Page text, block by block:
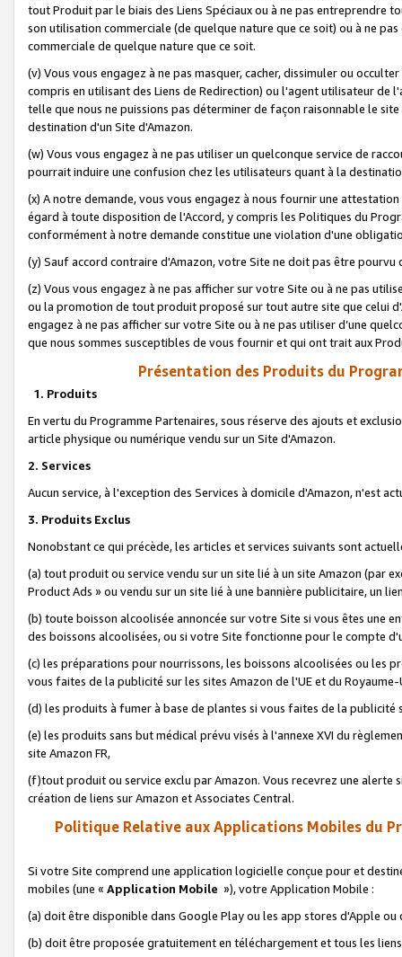
tout Produit par le biais des Liens Spéciaux ou à ne pas entreprendre
son utilisation commerciale (de quelque nature que ce soit) ou à ne
commerciale de quelque nature que ce soit.
(v) Vous vous engagez à ne pas masquer, cacher, dissimuler ou
compris en utilisant des Liens de Redirection) ou l'agent utilisateur
telle que nous ne puissions pas déterminer de façon raisonnable le
destination d'un Site d'Amazon.
(w) Vous vous engagez à ne pas utiliser un quelconque service de
pourrait induire une confusion chez les utilisateurs quant à la
(x) A notre demande, vous vous engagez à nous fournir une
égard à toute disposition de l'Accord, y compris les Politiques du
conformément à notre demande constitue une violation d'une
(y) Sauf accord contraire d'Amazon, votre Site ne doit pas être
(z) Vous vous engagez à ne pas afficher sur votre Site ou à ne pas
ou la promotion de tout produit proposé sur tout autre site que celui
engagez à ne pas afficher sur votre Site ou à ne pas utiliser d’une
que nous sommes susceptibles de vous fournir et qui ont trait aux
Présentation des Produits du
1. Produits
En vertu du Programme Partenaires, sous réserve des ajouts et
article physique ou numérique vendu sur un Site d'Amazon.
2. Services
Aucun service, à l'exception des Services à domicile d'Amazon, n'est
3. Produits Exclus
Nonobstant ce qui précède, les articles et services suivants sont
(a) tout produit ou service vendu sur un site lié à un site Amazon (par
Product Ads » ou vendu sur un site lié à une bannière publicitaire, un
(b) toute boisson alcoolisée annoncée sur votre Site si vous êtes une
des boissons alcoolisées, ou si votre Site fonctionne pour le compte
(c) les préparations pour nourrissons, les boissons alcoolisées ou les
vous faites de la publicité sur les sites Amazon de l'UE et du Royaume-
(d) les produits à fumer à base de plantes si vous faites de la publicité
(e) les produits sans but médical prévu visés à l'annexe XVI du
site Amazon FR,
(f)tout produit ou service exclu par Amazon. Vous recevrez une alerte
création de liens sur Amazon et Associates Central.
Politique Relative aux Applications Mobiles du
Si votre Site comprend une application logicielle conçue pour et
mobiles (une « Application Mobile »), votre Application Mobile :
(a) doit être disponible dans Google Play ou les app stores d'Apple ou
(b) doit être proposée gratuitement en téléchargement et tous les